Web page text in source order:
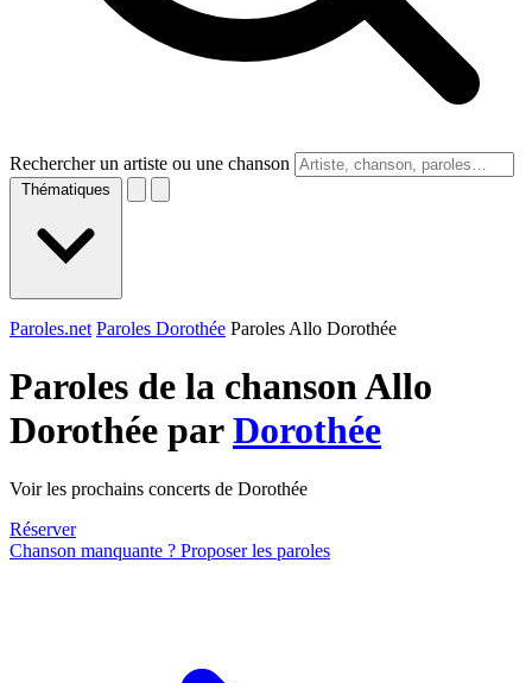
Rechercher un artiste ou une chanson
Thématiques
Paroles.net Paroles Dorothée Paroles Allo Dorothée
Paroles de la chanson Allo
Dorothée parDorothée
Voir les prochains concerts de Dorothée
Réserver
Chanson manquante ? Proposer les paroles